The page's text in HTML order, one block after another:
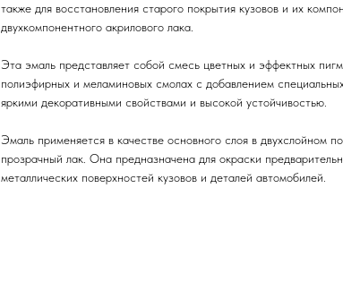
также для восстановления старого покрытия кузовов и их
двухкомпонентного акрилового лака.
Эта эмаль представляет собой смесь цветных и эффектных
полиэфирных и меламиновых смолах с добавлением
яркими декоративными свойствами и высокой устойчивостью.
Эмаль применяется в качестве основного слоя в двухслойном
прозрачный лак. Она предназначена для окраски
металлических поверхностей кузовов и деталей автомобилей.